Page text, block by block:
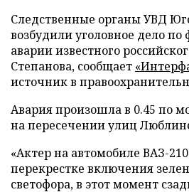
Следственные органы УВД
возбудили уголовное дело по
аварии известного
Степанова, сообщает
источник в
Авария произошла в 0.45 по
на пересечении улиц
«Актер на автомобиле ВАЗ-
перекрестке включения
светофора, в этот момент